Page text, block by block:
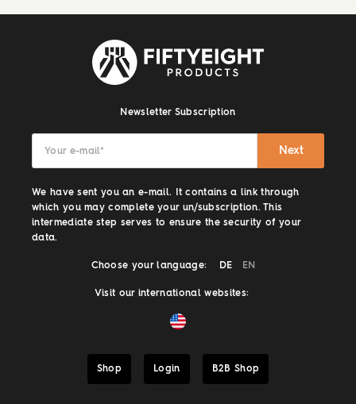
Newsletter Subscription
Your e-mail* Next
We have sent you an e-mail. It contains a link through
which you may complete your un/subscription. This
intermediate step serves to ensure the security of your
data.
Choose your language: DE EN
Visit our international websites:
Shop Login B2B Shop